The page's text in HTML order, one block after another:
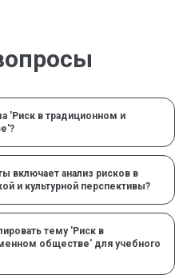
'Риск в традиционном и
включает анализ рисков в
и культурной перспективы?
тему 'Риск в
обществе' для учебного